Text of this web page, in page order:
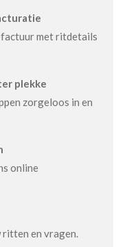
met ritdetails
plekke
zorgeloos in en
online
ritten en vragen.